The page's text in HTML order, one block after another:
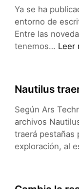
como
en
Ya se ha
entorno de
Entre las
tenemos… Leer
Nautilus
Según Ars
archivos
traerá pestañas
exploración, al